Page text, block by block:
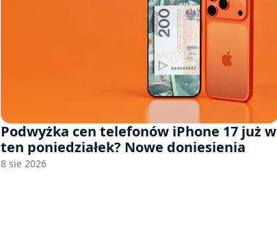
Podwyżka cen telefonów iPhone 17 już w
ten poniedziałek? Nowe doniesienia
8 sie 2026